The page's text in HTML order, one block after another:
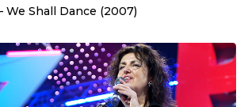
We Shall Dance (2007)